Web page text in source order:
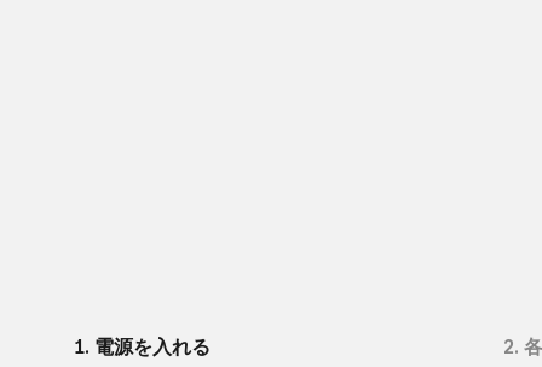
1. 電源を​入れる
2.